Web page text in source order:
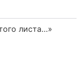
листа…»